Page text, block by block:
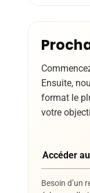
Ensuite,
format le
votre
Accéder
Besoin d’un